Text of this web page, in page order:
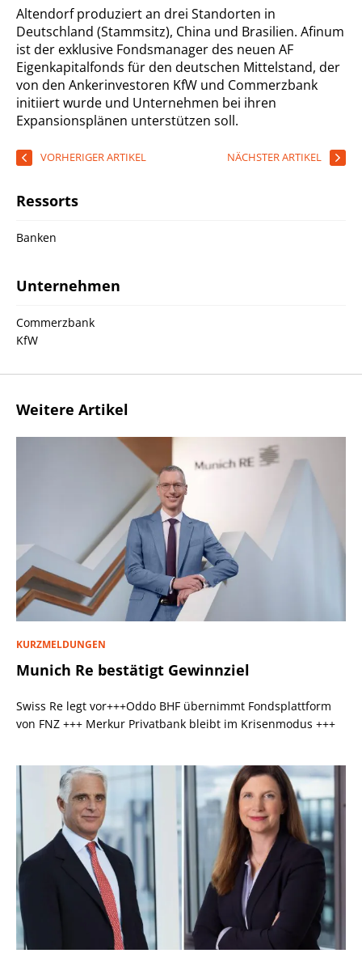
Altendorf produziert an drei Standorten in
Deutschland (Stammsitz), China und Brasilien. Afinum
ist der exklusive Fondsmanager des neuen AF
Eigenkapitalfonds für den deutschen Mittelstand, der
von den Ankerinvestoren KfW und Commerzbank
initiiert wurde und Unternehmen bei ihren
Expansionsplänen unterstützen soll.
VORHERIGER ARTIKEL NÄCHSTER ARTIKEL
Ressorts
Banken
Unternehmen
Commerzbank
KfW
Weitere Artikel
KURZMELDUNGEN
Munich Re bestätigt Gewinnziel
Swiss Re legt vor+++Oddo BHF übernimmt Fondsplattform
von FNZ +++ Merkur Privatbank bleibt im Krisenmodus +++